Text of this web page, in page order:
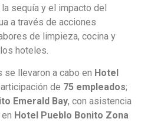
sequía y el impacto del
a través de acciones
de limpieza, cocina y
hoteles.
se llevaron a cabo en Hotel
de 75 empleados;
Emerald Bay, con asistencia
Hotel Pueblo Bonito Zona